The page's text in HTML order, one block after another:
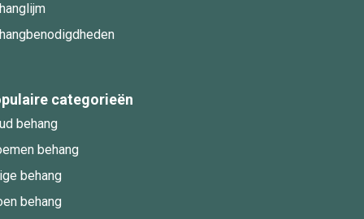
categorieën
behang
behang
behang
behang